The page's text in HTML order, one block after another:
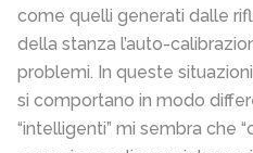
come quelli generati dalle
della stanza l’auto-
problemi. In queste
si comportano in modo
“intelligenti” mi sembra che